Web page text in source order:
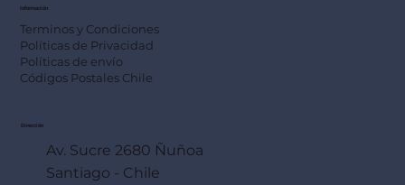
Información
Terminos y Condiciones
Políticas de Privacidad
Políticas de envío
Códigos Postales Chile
Dirección
Av. Sucre 2680 Ñuñoa
Santiago - Chile